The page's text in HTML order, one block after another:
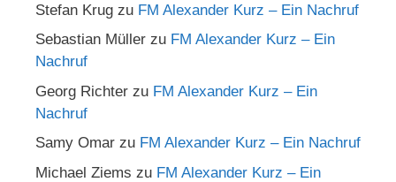
Stefan Krug zu FM Alexander Kurz – Ein Nachruf
Sebastian Müller zu FM Alexander Kurz – Ein
Nachruf
Georg Richter zu FM Alexander Kurz – Ein
Nachruf
Samy Omar zu FM Alexander Kurz – Ein Nachruf
Michael Ziems zu FM Alexander Kurz – Ein